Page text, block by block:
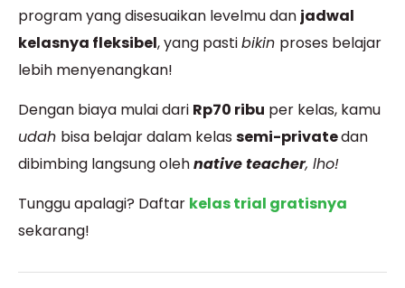
program yang disesuaikan levelmu dan jadwal
kelasnya fleksibel, yang pastibikin proses belajar
lebih menyenangkan!
Dengan biaya mulai dari Rp70 ribu per kelas, kamu
udah bisa belajar dalam kelas semi-privatedan
dibimbing langsung olehnative teacher, lho!
Tunggu apalagi? Daftar kelas trial gratisnya
sekarang!